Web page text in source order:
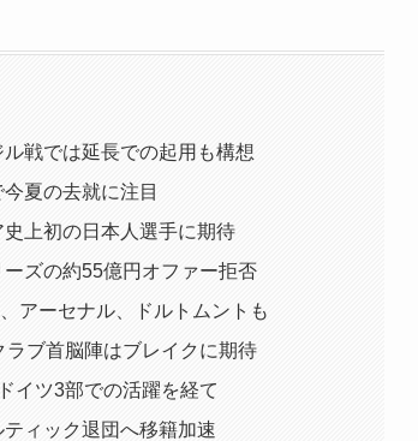
戦では延長での起用も構想
夏の去就に注目
上初の日本人選手に期待
ズの約55億円オファー拒否
ーセナル、ドルトムントも
ブ首脳陣はブレイクに期待
ツ3部での活躍を経て
ィック退団へ移籍加速